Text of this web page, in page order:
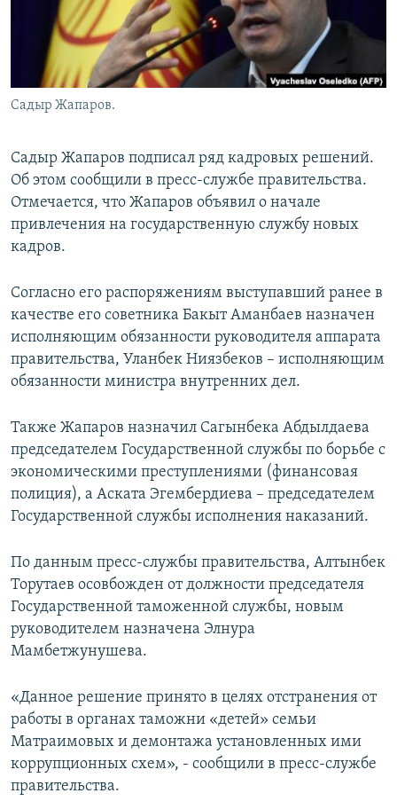
Садыр Жапаров.
Садыр Жапаров подписал ряд кадровых решений.
Об этом сообщили в пресс-службе правительства.
Отмечается, что Жапаров объявил о начале
привлечения на государственную службу новых
кадров.
Согласно его распоряжениям выступавший ранее в
качестве его советника Бакыт Аманбаев назначен
исполняющим обязанности руководителя аппарата
правительства, Уланбек Ниязбеков – исполняющим
обязанности министра внутренних дел.
Также Жапаров назначил Сагынбека Абдылдаева
председателем Государственной службы по борьбе с
экономическими преступлениями (финансовая
полиция), а Аската Эгембердиева – председателем
Государственной службы исполнения наказаний.
По данным пресс-службы правительства, Алтынбек
Торутаев осовбожден от должности председателя
Государственной таможенной службы, новым
руководителем назначена Элнура
Мамбетжунушева.
«Данное решение принято в целях отстранения от
работы в органах таможни «детей» семьи
Матраимовых и демонтажа установленных ими
коррупционных схем», - сообщили в пресс-службе
правительства.